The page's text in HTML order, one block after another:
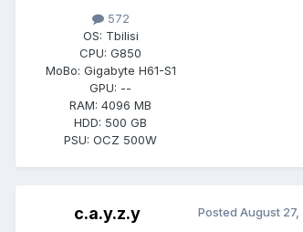
572
OS: Tbilisi
CPU: G850
MoBo: Gigabyte H61-S1
GPU: --
RAM: 4096 MB
HDD: 500 GB
PSU: OCZ 500W
c.a.y.z.y Posted August 27,